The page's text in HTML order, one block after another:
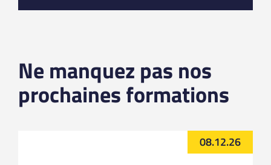
Ne manquez pas nos
prochaines formations
08.12.26